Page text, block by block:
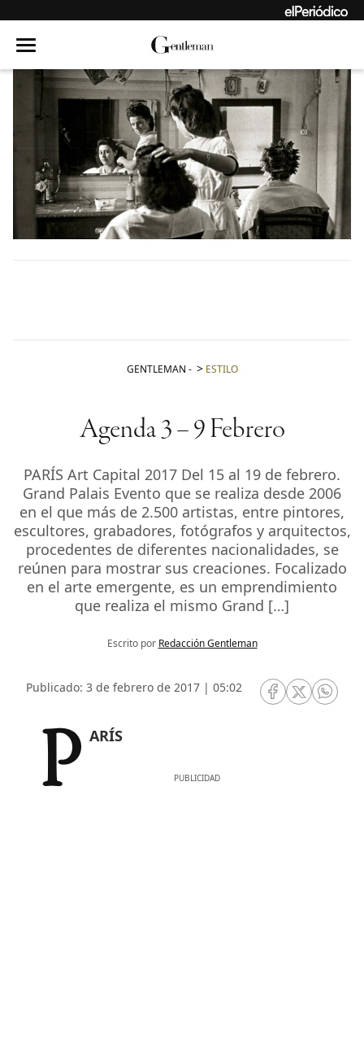
GENTLEMAN - ESTILO
Agenda 3 – 9 Febrero
PARÍS Art Capital 2017 Del 15 al 19 de febrero.
Grand Palais Evento que se realiza desde 2006
en el que más de 2.500 artistas, entre pintores,
escultores, grabadores, fotógrafos y arquitectos,
procedentes de diferentes nacionalidades, se
reúnen para mostrar sus creaciones. Focalizado
en el arte emergente, es un emprendimiento
que realiza el mismo Grand […]
Escrito por Redacción Gentleman
Publicado: 3 de febrero de 2017 | 05:02
RRSS Facebook
RRSSRRSS
PARÍS